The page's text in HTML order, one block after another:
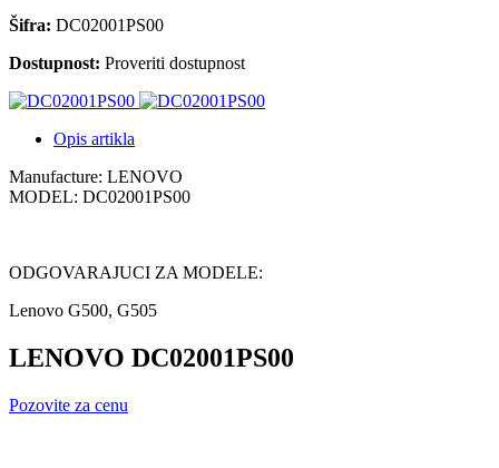
Šifra: DC02001PS00
Dostupnost: Proveriti dostupnost
Opis artikla
Manufacture: LENOVO
MODEL: DC02001PS00
ODGOVARAJUCI ZA MODELE:
Lenovo G500, G505
LENOVO DC02001PS00
Pozovite za cenu